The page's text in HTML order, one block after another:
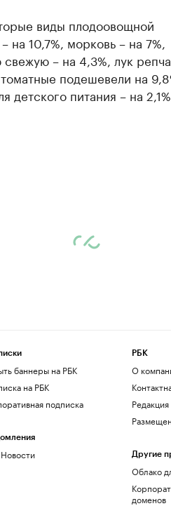
виды плодоовощной
на 10,7%, морковь – на 7%,
– на 4,3%, лук
подешевели на
питания – на 2,1%.
баннеры на РБК
на РБК
подписка
РБК
О
Редакция
Другие
Облако
доменов